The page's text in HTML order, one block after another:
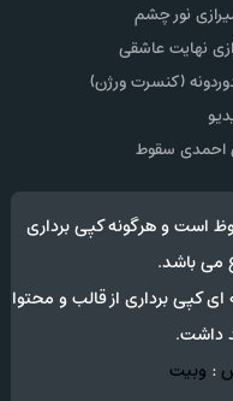
نور چشم
نهایت عاشقی
(کنسرت ورژن)
احمدی سقوط
است و هرگونه کپی برداری
می باشد.
ای کپی برداری از قالب و محتوا
داشت.
: وبیت